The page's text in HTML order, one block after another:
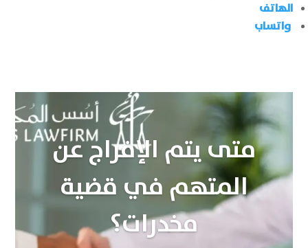
الهاتف
واتساب
متى يتم الإفراج عن
المتهم في قضية
مخدرات؟